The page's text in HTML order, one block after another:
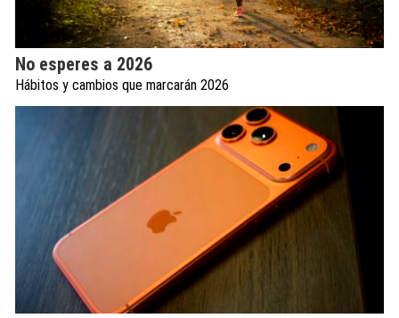
No esperes a 2026
Hábitos y cambios que marcarán 2026